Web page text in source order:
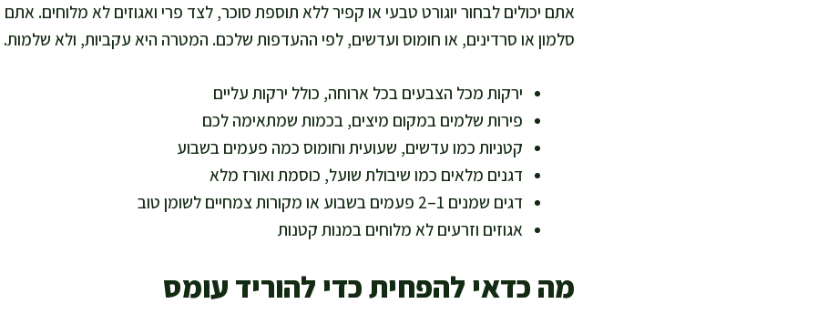
אתם יכולים לבחור יוגורט טבעי או קפיר ללא תוספת סוכר, לצד פרי ואגוזים לא מלוחים. אתם
סלמון או סרדינים, או חומוס ועדשים, לפי ההעדפות שלכם. המטרה היא עקביות, ולא שלמות.
ירקות מכל הצבעים בכל ארוחה, כולל ירקות עליים
פירות שלמים במקום מיצים, בכמות שמתאימה לכם
קטניות כמו עדשים, שעועית וחומוס כמה פעמים בשבוע
דגנים מלאים כמו שיבולת שועל, כוסמת ואורז מלא
דגים שמנים 1–2 פעמים בשבוע או מקורות צמחיים לשומן טוב
אגוזים וזרעים לא מלוחים במנות קטנות
מה כדאי להפחית כדי להוריד עומס